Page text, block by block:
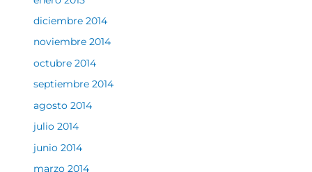
diciembre 2014
noviembre 2014
octubre 2014
septiembre 2014
agosto 2014
julio 2014
junio 2014
marzo 2014